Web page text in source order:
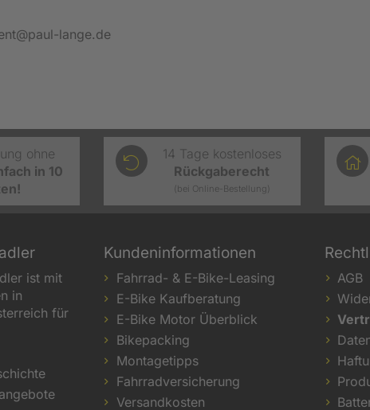
lange.de
ohne
in 10
14 Tage kostenloses
Rückgaberecht
(bei Online-Bestellung)
ist mit
in
für
Kundeninformationen
Fahrrad- & E-Bike-Leasing
E-Bike Kaufberatung
E-Bike Motor Überblick
Bikepacking
Montagetipps
Fahrradversicherung
Versandkosten
AGB